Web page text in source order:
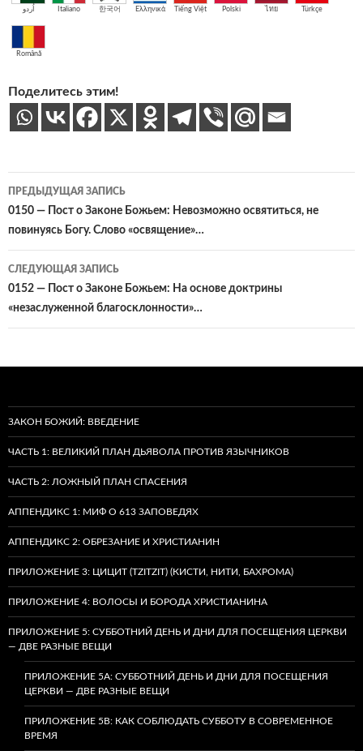
اُردو Italiano 한국어 Ελληνικά Tiếng Việt Polski ไทย Türkçe
Română
Поделитесь этим!
Навигация
по
записям
ПРЕДЫДУЩАЯ ЗАПИСЬ
0150 — Пост о Законе Божьем: Невозможно освятиться, не
повинуясь Богу. Слово «освящение»…
СЛЕДУЮЩАЯ ЗАПИСЬ
0152 — Пост о Законе Божьем: На основе доктрины
«незаслуженной благосклонности»…
ЗАКОН БОЖИЙ: ВВЕДЕНИЕ
ЧАСТЬ 1: ВЕЛИКИЙ ПЛАН ДЬЯВОЛА ПРОТИВ ЯЗЫЧНИКОВ
ЧАСТЬ 2: ЛОЖНЫЙ ПЛАН СПАСЕНИЯ
АППЕНДИКС 1: МИФ О 613 ЗАПОВЕДЯХ
АППЕНДИКС 2: ОБРЕЗАНИЕ И ХРИСТИАНИН
ПРИЛОЖЕНИЕ 3: ЦИЦИТ (TZITZIT) (КИСТИ, НИТИ, БАХРОМА)
ПРИЛОЖЕНИЕ 4: ВОЛОСЫ И БОРОДА ХРИСТИАНИНА
ПРИЛОЖЕНИЕ 5: СУББОТНИЙ ДЕНЬ И ДНИ ДЛЯ ПОСЕЩЕНИЯ ЦЕРКВИ
— ДВЕ РАЗНЫЕ ВЕЩИ
ПРИЛОЖЕНИЕ 5A: СУББОТНИЙ ДЕНЬ И ДНИ ДЛЯ ПОСЕЩЕНИЯ
ЦЕРКВИ — ДВЕ РАЗНЫЕ ВЕЩИ
ПРИЛОЖЕНИЕ 5B: КАК СОБЛЮДАТЬ СУББОТУ В СОВРЕМЕННОЕ
ВРЕМЯ